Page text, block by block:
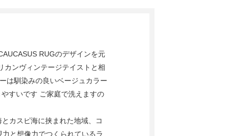
RUGのデザインを元
カンヴィンテージテイストと相
は馴染みの良いベージュカラー
すいです ご家庭で洗えますの
カスピ海に挟まれた地域、コ
と想像力でつくられているラ